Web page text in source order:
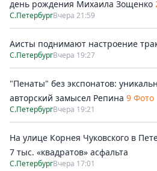
день рождения Михаила Зощенко
С.ПетербургВчера 21:59
Аисты поднимают настроение
С.ПетербургВчера 19:27
"Пенаты" без экспонатов:
авторский замысел Репина 9 Фото
С.ПетербургВчера 19:21
На улице Корнея Чуковского в
7 тыс. «квадратов» асфальта
С.ПетербургВчера 17:01